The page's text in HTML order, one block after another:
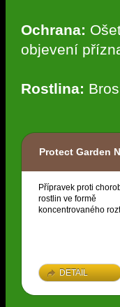
Ochrana:
objevení
Rostlina:
Protect Garden
Přípravek proti
rostlin ve formě
koncentrovaného
DETAIL